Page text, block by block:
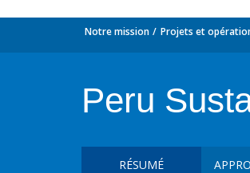
Notre mission Projets et
Peru
RÉSUMÉ